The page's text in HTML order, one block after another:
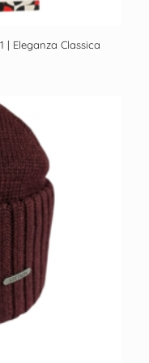
| Eleganza Classica